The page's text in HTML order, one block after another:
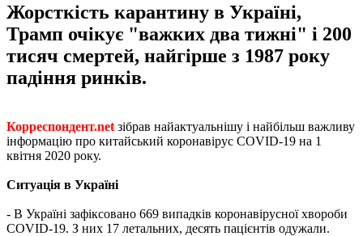
Жорсткість карантину в Україні,
Трамп очікує "важких два тижні" і 200
тисяч смертей, найгірше з 1987 року
падіння ринків.
Корреспондент.net зібрав найактуальнішу і найбільш важливу
інформацію про китайський коронавірус COVID-19 на 1
квітня 2020 року.
Ситуація в Україні
- В Україні зафіксовано 669 випадків коронавірусної хвороби
COVID-19. З них 17 летальних, десять пацієнтів одужали.